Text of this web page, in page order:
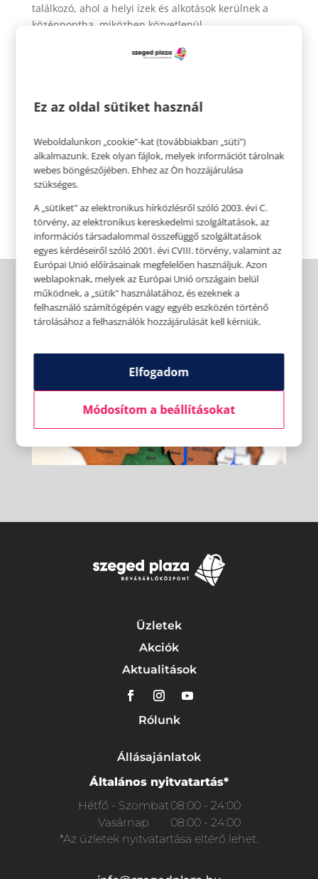
találkozó, ahol a helyi ízek és alkotások kerülnek a
középpontba, miközben közvetlenül
ahol együtt ünnepeljük a kézművességet és a helyi
közösség erejét. Töltsünk el együtt felejthetetlen
Piac nyitvatartása:
2026. április 12. (vasárnap), 9:00-14:00
Üzletek
Akciók
Aktualitások
Rólunk
Állásajánlatok
Általános nyitvatartás*
Hétfő - Szombat08:00 - 24:00
Vasárnap
08:00 - 24:00
*Az üzletek nyitvatartása eltérő lehet.
Ez az oldal sütiket használ
Weboldalunkon „cookie"-kat (továbbiakban „süti")
alkalmazunk. Ezek olyan fájlok, melyek információt tárolnak
webes böngészőjében. Ehhez az Ön hozzájárulása
szükséges.
A „sütiket" az elektronikus hírközlésről szóló 2003. évi C.
törvény, az elektronikus kereskedelmi szolgáltatások, az
információs társadalommal összefüggő szolgáltatások
egyes kérdéseiről szóló 2001. évi CVIII. törvény, valamint az
Európai Unió előírásainak megfelelően használjuk. Azon
weblapoknak, melyek az Európai Unió országain belül
működnek, a „sütik" használatához, és ezeknek a
felhasználó számítógépén vagy egyéb eszközén történő
tárolásához a felhasználók hozzájárulását kell kérniük.
Elfogadom
Módosítom a beállításokat